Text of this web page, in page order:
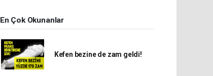
En Çok Okunanlar
Kefen bezine de zam geldi!